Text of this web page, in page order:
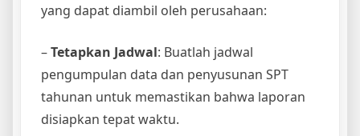
yang dapat diambil oleh perusahaan:
–Tetapkan Jadwal: Buatlah jadwal
pengumpulan data dan penyusunan SPT
tahunan untuk memastikan bahwa laporan
disiapkan tepat waktu.